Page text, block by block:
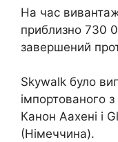
На час
приблизно 730
завершений
Skywalk було
імпортованого
Канон Аахені і
(Німеччина).